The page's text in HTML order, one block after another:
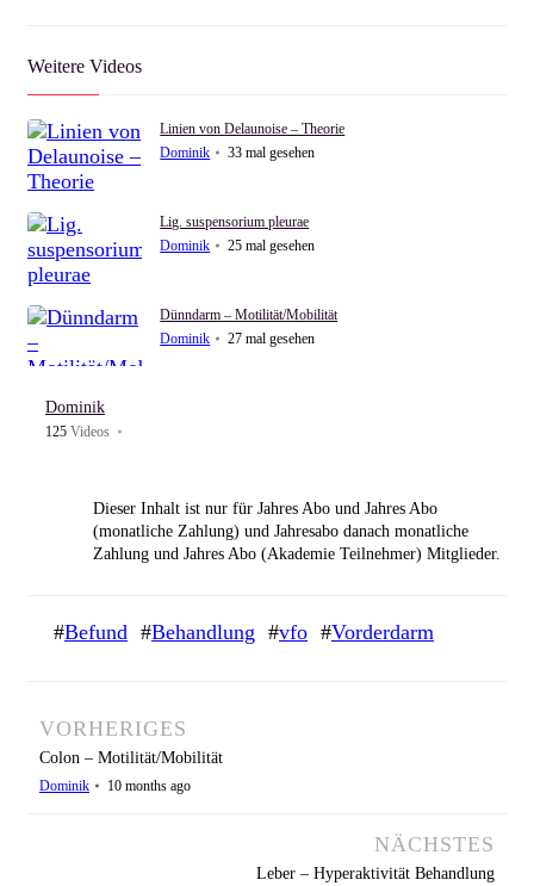
Weitere Videos
Linien von Delaunoise – Theorie
Dominik
33 mal gesehen
Lig. suspensorium pleurae
Dominik
25 mal gesehen
Dünndarm – Motilität/Mobilität
Dominik
27 mal gesehen
Mediastinum – Mobilisation
Dominik
36 mal gesehen
Dominik
46 mal gesehen
Dominik
mal gesehen
Dominik
125 Videos
Dieser Inhalt ist nur für Jahres Abo und Jahres Abo
(monatliche Zahlung) und Jahresabo danach monatliche
Zahlung und Jahres Abo (Akademie Teilnehmer) Mitglieder.
Login Jetzt Mitglied werden!
#Befund #Behandlung #vfo #Vorderdarm
VORHERIGES
Colon – Motilität/Mobilität
Dominik 10 months ago
NÄCHSTES
Leber – Hyperaktivität Behandlung